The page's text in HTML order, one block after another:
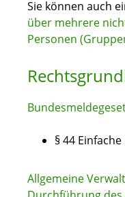
Sie können auch
über mehrere
Personen
§ 44
Allgemeine